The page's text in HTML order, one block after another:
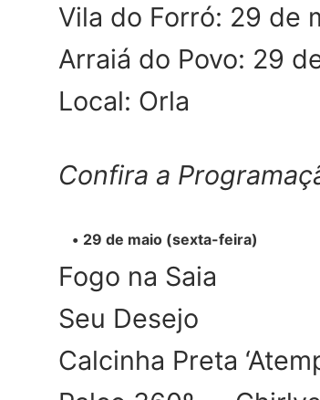
Vila do Forró: 29 de
Arraiá do Povo: 29
Local: Orla
Confira a
29 de maio (sexta-feira)
Fogo na Saia
Seu Desejo
Calcinha Preta